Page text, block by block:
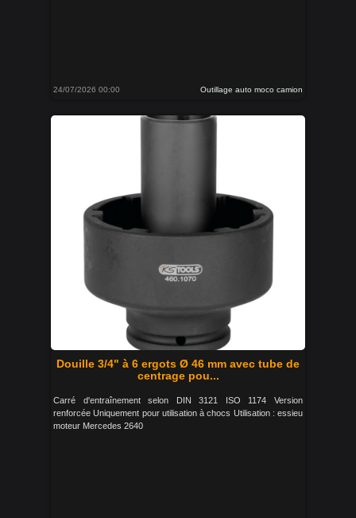
24/07/2026 00:00 Outillage auto moco camion
Douille 3/4" à 6 ergots Ø 46 mm avec tube de
centrage pou...
Carré d'entraînement selon DIN 3121 ISO 1174 Version
renforcée Uniquement pour utilisation à chocs Utilisation : essieu
moteur Mercedes 2640